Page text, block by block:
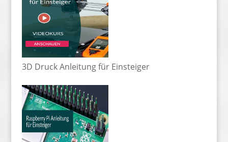
3D Druck Anleitung für Einsteiger